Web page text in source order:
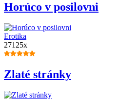
Horúco v posilovni
Erotika
27125x
Zlaté stránky